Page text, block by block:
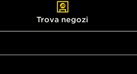
Trova negozi